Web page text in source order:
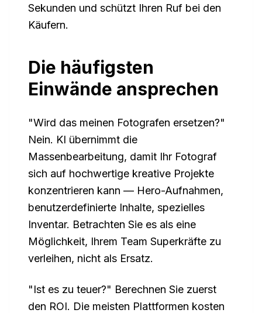
Sekunden und schützt Ihren Ruf bei den
Käufern.
Die häufigsten
Einwände ansprechen
"Wird das meinen Fotografen ersetzen?"
Nein. KI übernimmt die
Massenbearbeitung, damit Ihr Fotograf
sich auf hochwertige kreative Projekte
konzentrieren kann — Hero-Aufnahmen,
benutzerdefinierte Inhalte, spezielles
Inventar. Betrachten Sie es als eine
Möglichkeit, Ihrem Team Superkräfte zu
verleihen, nicht als Ersatz.
"Ist es zu teuer?" Berechnen Sie zuerst
den ROI. Die meisten Plattformen kosten